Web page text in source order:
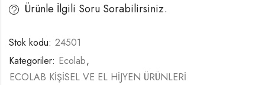
Ürünle İlgili Soru Sorabilirsiniz.
Stok kodu: 24501
Kategoriler: Ecolab,
ECOLAB KİŞİSEL VE EL HİJYEN ÜRÜNLERİ